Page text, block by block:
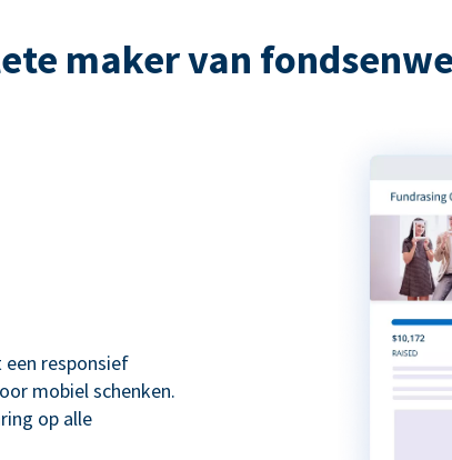
maker van
responsief
mobiel schenken.
op alle